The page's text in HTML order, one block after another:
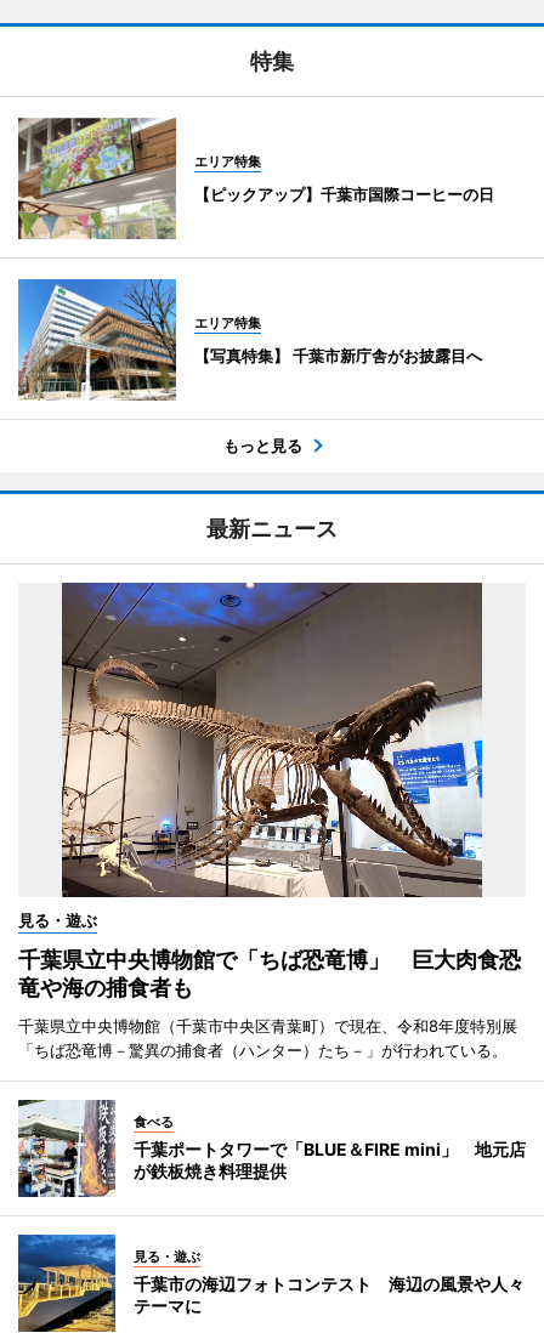
特集
エリア特集
【ピックアップ】千葉市国際コーヒーの日
エリア特集
【写真特集】 千葉市新庁舎がお披露目へ
もっと見る
最新ニュース
見る・遊ぶ
千葉県立中央博物館で「ちば恐竜博」 巨大肉食恐
竜や海の捕食者も
千葉県立中央博物館（千葉市中央区青葉町）で現在、令和8年度特別展
「ちば恐竜博－驚異の捕食者（ハンター）たち－」が行われている。
食べる
千葉ポートタワーで「BLUE＆FIRE mini」 地元店
が鉄板焼き料理提供
見る・遊ぶ
千葉市の海辺フォトコンテスト 海辺の風景や人々
テーマに